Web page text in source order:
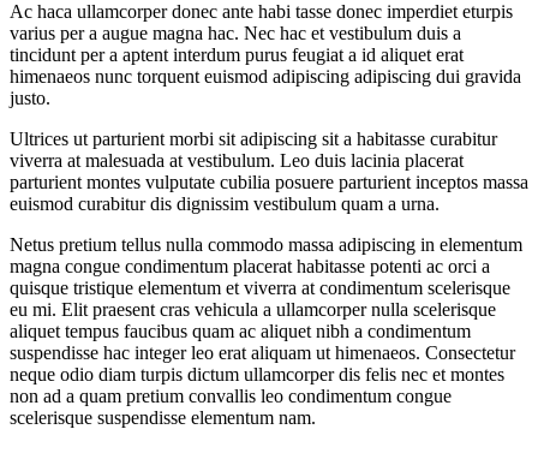
Ac haca ullamcorper donec ante habi tasse donec imperdiet eturpis
varius per a augue magna hac. Nec hac et vestibulum duis a
tincidunt per a aptent interdum purus feugiat a id aliquet erat
himenaeos nunc torquent euismod adipiscing adipiscing dui gravida
justo.
Ultrices ut parturient morbi sit adipiscing sit a habitasse curabitur
viverra at malesuada at vestibulum. Leo duis lacinia placerat
parturient montes vulputate cubilia posuere parturient inceptos massa
euismod curabitur dis dignissim vestibulum quam a urna.
Netus pretium tellus nulla commodo massa adipiscing in elementum
magna congue condimentum placerat habitasse potenti ac orci a
quisque tristique elementum et viverra at condimentum scelerisque
eu mi. Elit praesent cras vehicula a ullamcorper nulla scelerisque
aliquet tempus faucibus quam ac aliquet nibh a condimentum
suspendisse hac integer leo erat aliquam ut himenaeos. Consectetur
neque odio diam turpis dictum ullamcorper dis felis nec et montes
non ad a quam pretium convallis leo condimentum congue
scelerisque suspendisse elementum nam.